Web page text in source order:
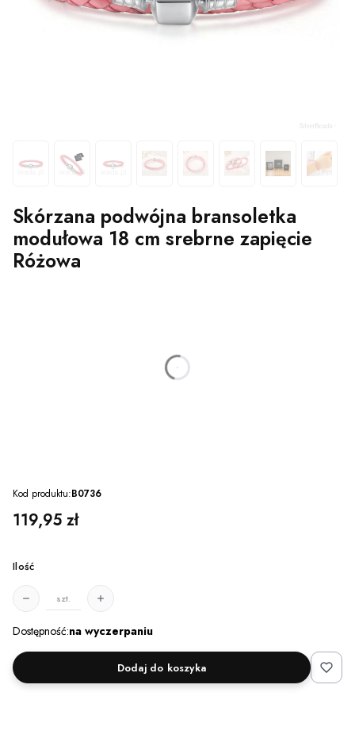
Skórzana podwójna bransoletka
modułowa 18 cm srebrne zapięcie
Różowa
godzin
Kod produktu:B0736
Cena
119,95 zł
Ilość
szt.
Dostępność:na wyczerpaniu
Dodaj do koszyka